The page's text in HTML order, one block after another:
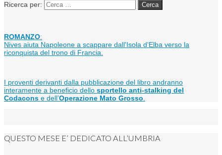
Ricerca per:
ROMANZO:
Nives aiuta Napoleone a scappare dall'Isola d'Elba verso la
riconquista del trono di Francia.
I proventi derivanti dalla pubblicazione del libro andranno
interamente a beneficio dello sportello anti-stalking del
Codacons e dell’Operazione Mato Grosso
QUESTO MESE E’ DEDICATO ALL’UMBRIA